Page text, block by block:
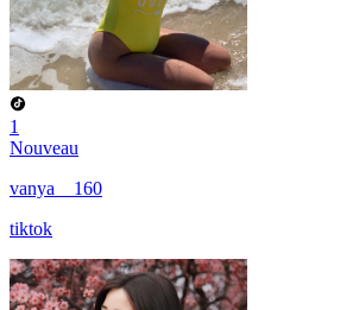
1
Nouveau
vanya__160
tiktok